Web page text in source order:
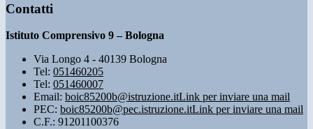
Contatti
Istituto Comprensivo 9 – Bologna
Via Longo 4 - 40139 Bologna
Tel: 051460205
Tel: 051460007
Email: boic85200b@istruzione.itLink per inviare una mail
PEC: boic85200b@pec.istruzione.itLink per inviare una mail
C.F.: 91201100376